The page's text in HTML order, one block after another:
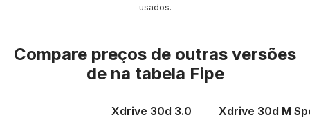
usados.
Compare preços de outras versões
de na tabela Fipe
Xdrive 30d 3.0
Xdrive 30d M